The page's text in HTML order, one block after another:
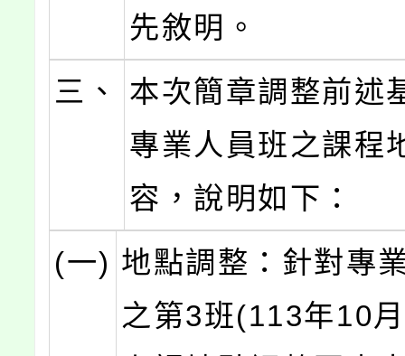
先敘明。
三、
本次簡章調整前述
專業人員班之課程
容，說明如下：
(一) 地點調整：針對專
之第3班(113年10